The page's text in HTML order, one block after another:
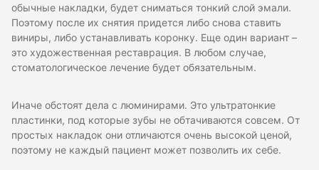
обычные накладки, будет сниматься тонкий слой эмали.
Поэтому после их снятия придется либо снова ставить
виниры, либо устанавливать коронку. Еще один вариант –
это художественная реставрация. В любом случае,
стоматологическое лечение будет обязательным.
Иначе обстоят дела с люминирами. Это ультратонкие
пластинки, под которые зубы не обтачиваются совсем. От
простых накладок они отличаются очень высокой ценой,
поэтому не каждый пациент может позволить их себе.